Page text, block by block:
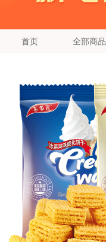
首页 全部商品